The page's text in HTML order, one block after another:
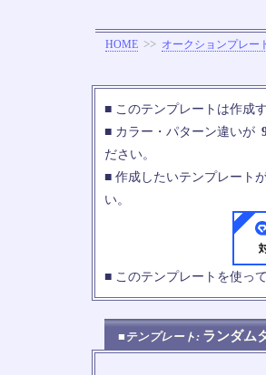
HOME >> オークションプレー
■ このテンプレートは作成
■ カラー・パターン違いが
ださい。
■ 作成したいテンプレート
い。
■ このテンプレートを使っ
■テンプレート: ランダム